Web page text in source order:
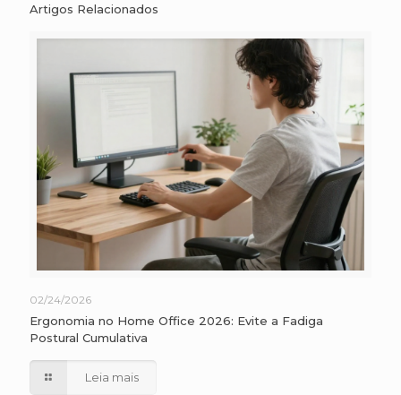
Artigos Relacionados
02/24/2026
Ergonomia no Home Office 2026: Evite a Fadiga
Postural Cumulativa
Leia mais